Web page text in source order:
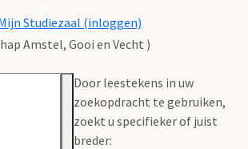
Studiezaal (inloggen)
Amstel, Gooi en Vecht )
Door leestekens in uw
zoekopdracht te gebruiken,
zoekt u specifieker of juist
breder: